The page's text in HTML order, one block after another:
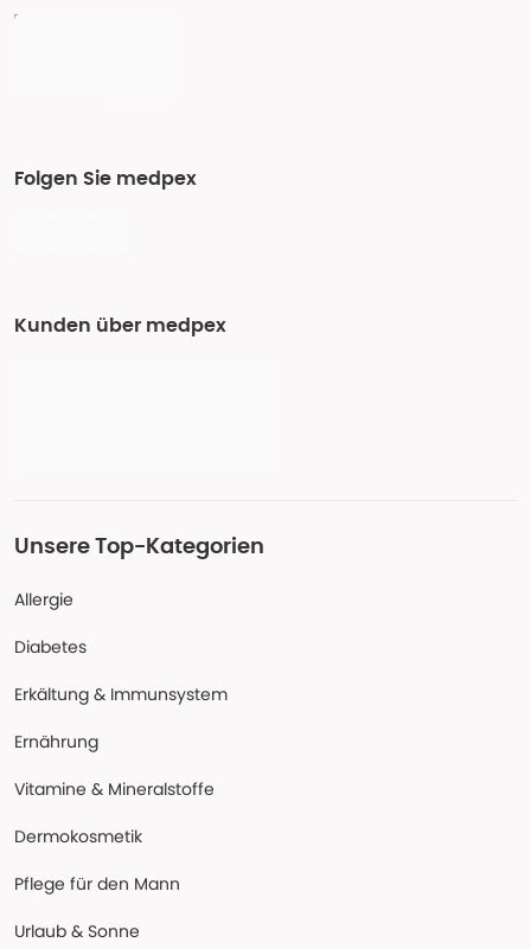
Folgen Sie medpex
Kunden über medpex
Unsere Top-Kategorien
Allergie
Diabetes
Erkältung & Immunsystem
Ernährung
Vitamine & Mineralstoffe
Dermokosmetik
Pflege für den Mann
Urlaub & Sonne